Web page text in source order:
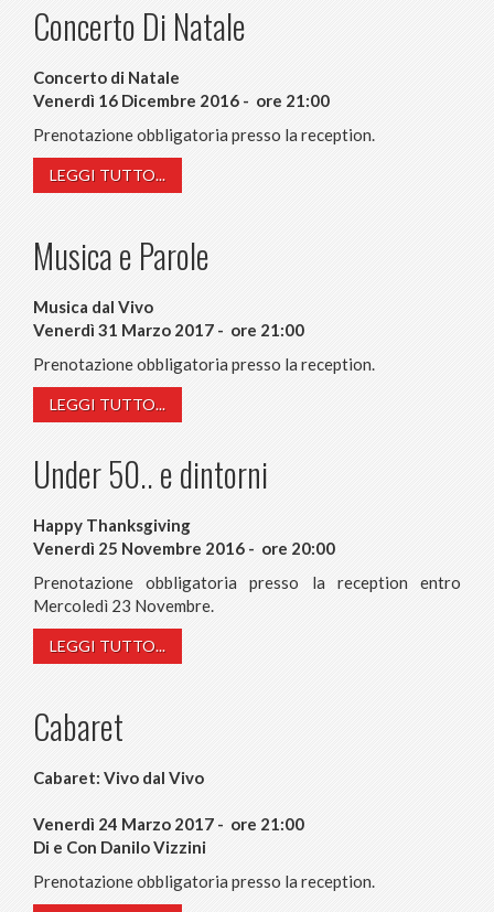
Concerto Di Natale
Concerto di Natale
Venerdì 16 Dicembre 2016 - ore 21:00
Prenotazione obbligatoria presso la reception.
LEGGI TUTTO...
Musica e Parole
Musica dal Vivo
Venerdì 31 Marzo 2017 - ore 21:00
Prenotazione obbligatoria presso la reception.
LEGGI TUTTO...
Under 50.. e dintorni
Happy Thanksgiving
Venerdì 25 Novembre 2016 - ore 20:00
Prenotazione obbligatoria presso la reception entro
Mercoledì 23 Novembre.
LEGGI TUTTO...
Cabaret
Cabaret: Vivo dal Vivo
Venerdì 24 Marzo 2017 - ore 21:00
Di e Con Danilo Vizzini
Prenotazione obbligatoria presso la reception.